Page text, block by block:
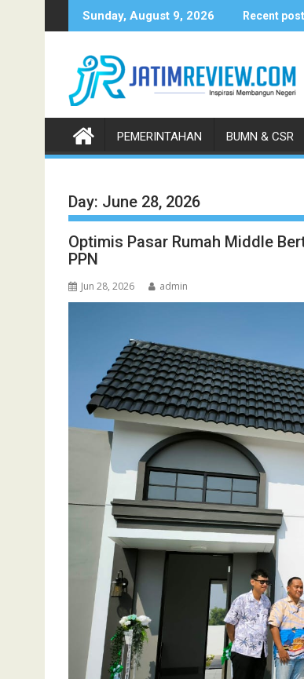
to
Sunday, August 9, 2026 Recent
PEMERINTAHAN BUMN & CSR
Day: June 28, 2026
Optimis Pasar Rumah Middle
PPN
Jun 28, 2026 admin